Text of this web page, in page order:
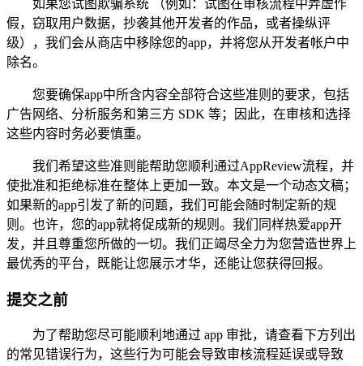
如果您试图欺骗系统 （例如：试图在审核流程中弄虚作
假，窃取用户数据，抄袭其他开发者的作品，或者操纵评
级），我们会从商店中移除您的app，并将您从开发者帐户中
除名。
您要确保app中所含内容全部符合这些准则的要求，包括
广告网络、分析服务和第三方 SDK 等；因此，在审核和选择
这些内容时务必要慎重。
我们希望这些准则能帮助您顺利通过AppReview流程，并
使批准和拒绝标准在整体上更加一致。本文是一个动态文稿；
如果新的app引发了新的问题，我们可能会随时制定新的规
则。也许，您的app就将促成新的规则。我们同样热爱app开
发，并且尊重您所做的一切。我们正竭尽全力为您营造世界上
最优秀的平台，既能让您展示才华，还能让您获得回报。
提交之前
为了帮助您尽可能顺利地通过 app 审批，请查看下方列出
的常见错误行为，这些行为可能会导致审核流程延误或导致